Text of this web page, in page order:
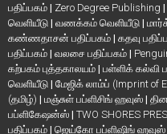
பதிப்பகம் | Zero Degree Publishing |
வெளியீடு | வணக்கம் வெளியீடு |
கண்ணதாசன் பதிப்பகம் | கதவு
பதிப்பகம் | வலசை பதிப்பகம் |
கற்பகம் புத்தகாலயம் | பள்ளிக் கல்வி
வெளியீடு | மேஜிக் லாம்ப் (Imprint of
(தமிழ்) | மஞ்சுள் பப்ளிசிங் ஹவுஸ் |
பப்ளிகேஷன்ஸ் | TWO SHORES
பதிப்பகம் | ஜெய்கோ பப்ளிஷிங் ஹவுஸ்